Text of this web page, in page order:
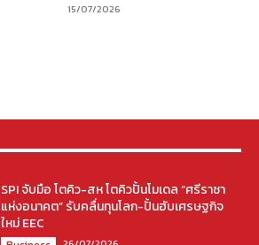
15/07/2026
SPI จับมือ โตคิว-สห โตคิวปั้นโมเดล “ศรีราชา
แห่งอนาคต” รับคลื่นทุนโลก-ปั้นฮับเศรษฐกิจ
ใหม่ EEC